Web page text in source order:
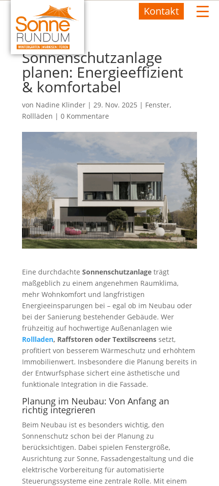
Kontakt
Sonnenschutzanlage
planen: Energieeffizient
& komfortabel
von Nadine Klinder| 29. Nov. 2025 | Fenster,
Rollläden | 0 Kommentare
Eine durchdachte Sonnenschutzanlageträgt
maßgeblich zu einem angenehmen Raumklima,
mehr Wohnkomfort und langfristigen
Energieeinsparungen bei – egal ob im Neubau oder
bei der Sanierung bestehender Gebäude. Wer
frühzeitig auf hochwertige Außenanlagen wie
Rollladen, Raffstoren oder Textilscreenssetzt,
profitiert von besserem Wärmeschutz und erhöhtem
Immobilienwert. Insbesondere die Planung bereits in
der Entwurfsphase sichert eine ästhetische und
funktionale Integration in die Fassade.
Planung im Neubau: Von Anfang an
richtig integrieren
Beim Neubau ist es besonders wichtig, den
Sonnenschutz schon bei der Planung zu
berücksichtigen. Dabei spielen Fenstergröße,
Ausrichtung zur Sonne, Fassadengestaltung und die
elektrische Vorbereitung für automatisierte
Steuerungssysteme eine zentrale Rolle. Mit einem